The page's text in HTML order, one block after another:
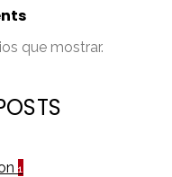
que mostrar.
1